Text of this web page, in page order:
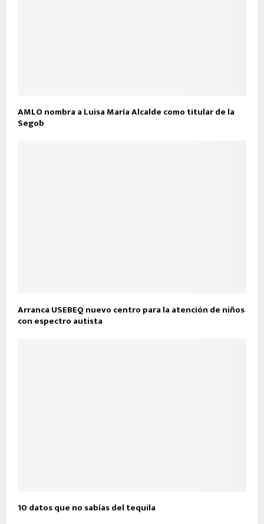
AMLO nombra a Luisa María Alcalde como titular de la
Segob
Arranca USEBEQ nuevo centro para la atención de niños
con espectro autista
10 datos que no sabías del tequila